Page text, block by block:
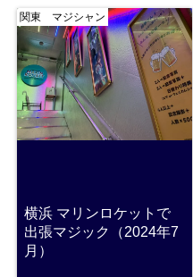
関東 マジシャン
横浜 マリンロケットで
出張マジック（2024年7
月）